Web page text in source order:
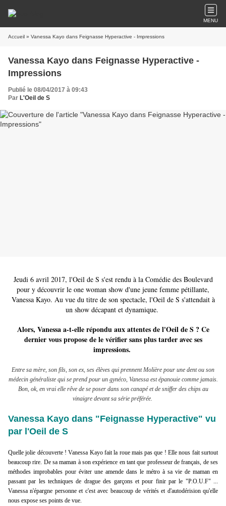
MENU
Accueil » Vanessa Kayo dans Feignasse Hyperactive - Impressions
Vanessa Kayo dans Feignasse Hyperactive -
Impressions
Publié le 08/04/2017 à 09:43
Par L'Oeil de S
Jeudi 6 avril 2017, l'Oeil de S s'est rendu à la Comédie des Boulevard
pour y découvrir le one woman show d'une jeune femme pétillante,
Vanessa Kayo. Au vue du titre de son spectacle, l'Oeil de S s'attendait à
un show décapant et dynamique.
Alors, Vanessa a-t-elle répondu aux attentes de l'Oeil de S ? Ce
dernier vous propose de le vérifier sans plus tarder avec ses
impressions.
Entre sa mère, son fils, son ex, ses élèves qui prennent Molière pour une dent ou son
médecin généraliste qui se prend pour un gynéco, Vanessa est épanouie comme jamais.
Bon, ok, en vrai elle rêve de se poser dans son canapé et de sniffer des chips au
vinaigre devant sa série préférée.
Vanessa Kayo dans "Feignasse Hyperactive" vu
par l'Oeil de S
Quelle jolie découverte ! Vanessa Kayo fait la roue mais pas que ! Elle nous fait surtout
beaucoup rire. De sa maman à son expérience en tant que professeur de français, de ses
méthodes improbables pour éviter une amende dans le métro à sa vie de maman en
passant par les techniques de drague des garçons et pour finir par le "P.O.U.F" ...
Vanessa n'épargne personne et c'est avec beaucoup de vérités et d'autodérision qu'elle
nous expose ses points de vue.